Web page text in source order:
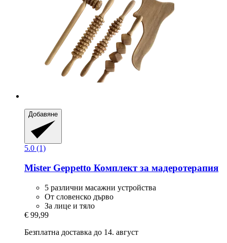
Добавяне
5.0 (1)
Mister Geppetto Комплект за мадеротерапия
5 различни масажни устройства
Oт словенско дърво
За лице и тяло
€ 99,99
Безплатна доставка до 14. август